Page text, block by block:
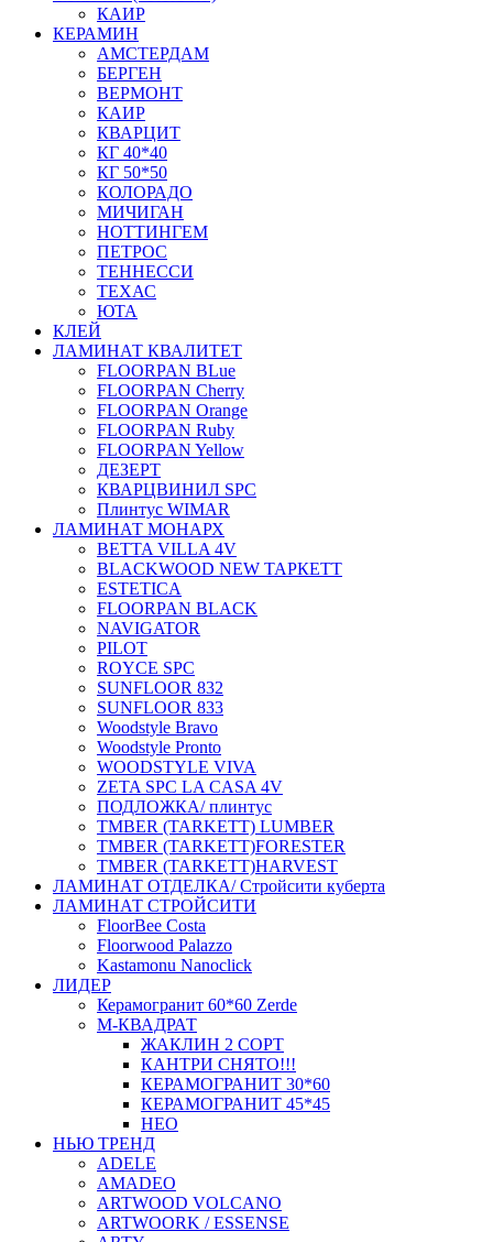
КАИР
КЕРАМИН
АМСТЕРДАМ
БЕРГЕН
ВЕРМОНТ
КАИР
КВАРЦИТ
КГ 40*40
КГ 50*50
КОЛОРАДО
МИЧИГАН
НОТТИНГЕМ
ПЕТРОС
ТЕННЕССИ
ТЕХАС
ЮТА
КЛЕЙ
ЛАМИНАТ КВАЛИТЕТ
FLOORPAN BLue
FLOORPAN Cherry
FLOORPAN Orange
FLOORPAN Ruby
FLOORPAN Yellow
ДЕЗЕРТ
КВАРЦВИНИЛ SPC
Плинтус WIMAR
ЛАМИНАТ МОНАРХ
BETTA VILLA 4V
BLACKWOOD NEW ТАРКЕТТ
ESTETICA
FLOORPAN BLACK
NAVIGATOR
PILOT
ROYCE SPC
SUNFLOOR 832
SUNFLOOR 833
Woodstyle Bravo
Woodstyle Pronto
WOODSTYLE VIVA
ZETA SPC LA CASA 4V
ПОДЛОЖКА/ плинтус
ТMBER (TARKETT) LUMBER
ТMBER (TARKETT)FORESTER
ТMBER (TARKETT)HARVEST
ЛАМИНАТ ОТДЕЛКА/ Стройсити куберта
ЛАМИНАТ СТРОЙСИТИ
FloorBee Costa
Floorwood Palazzo
Kastamonu Nanoclick
ЛИДЕР
Керамогранит 60*60 Zerde
М-КВАДРАТ
ЖАКЛИН 2 СОРТ
КАНТРИ СНЯТО!!!
КЕРАМОГРАНИТ 30*60
КЕРАМОГРАНИТ 45*45
НЕО
НЬЮ ТРЕНД
ADELE
AMADEO
ARTWOOD VOLCANO
ARTWOORK / ESSENSE